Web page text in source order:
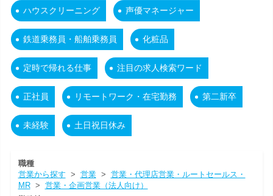
ハウスクリーニング 声優マネージャー
鉄道乗務員・船舶乗務員 化粧品
定時で帰れる仕事 注目の求人検索ワード
正社員 リモートワーク・在宅勤務 第二新卒
未経験 土日祝日休み
職種
営業から探す > 営業> 営業・代理店営業・ルートセールス・
MR> 営業・企画営業（法人向け）